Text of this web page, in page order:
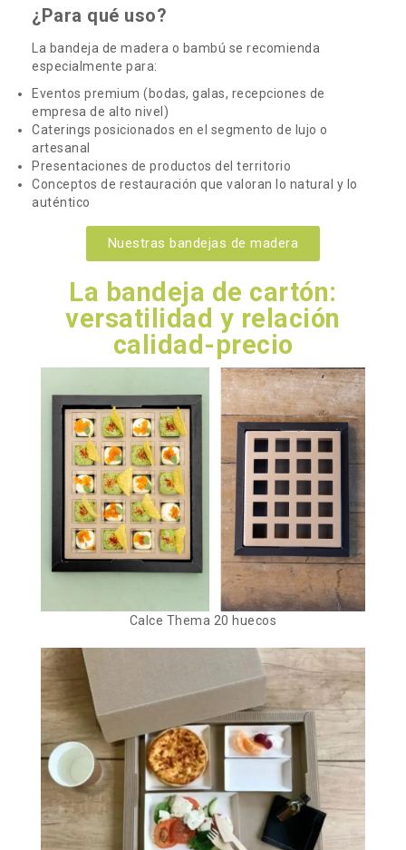
¿Para qué uso?
La bandeja de madera o bambú se recomienda
especialmente para:
Eventos premium (bodas, galas, recepciones de
empresa de alto nivel)
Caterings posicionados en el segmento de lujo o
artesanal
Presentaciones de productos del territorio
Conceptos de restauración que valoran lo natural y lo
auténtico
Nuestras bandejas de madera
La bandeja de cartón:
versatilidad y relación
calidad-precio
Calce Thema 20 huecos